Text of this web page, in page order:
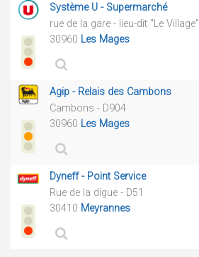
Système U - Supermarché
rue de la gare - lieu-dit "Le Village"
30960 Les Mages
Agip - Relais des Cambons
Cambons - D904
30960 Les Mages
Dyneff - Point Service
Rue de la digue - D51
30410 Meyrannes